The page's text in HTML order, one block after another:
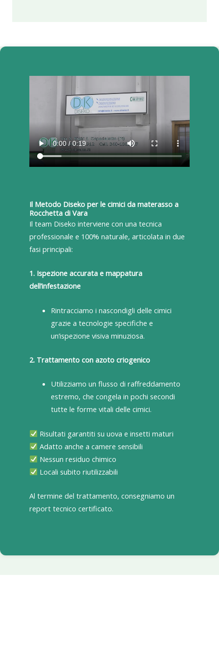
Il Metodo Diseko per le cimici da materasso a
Rocchetta di Vara
Il team Diseko interviene con una tecnica
professionale e 100% naturale, articolata in due
fasi principali:
1. Ispezione accurata e mappatura
dell’infestazione
Rintracciamo i nascondigli delle cimici
grazie a tecnologie specifiche e
un’ispezione visiva minuziosa.
2. Trattamento con azoto criogenico
Utilizziamo un flusso di raffreddamento
estremo, che congela in pochi secondi
tutte le forme vitali delle cimici.
Risultati garantiti su uova e insetti maturi
Adatto anche a camere sensibili
Nessun residuo chimico
Locali subito riutilizzabili
Al termine del trattamento, consegniamo un
report tecnico certificato.